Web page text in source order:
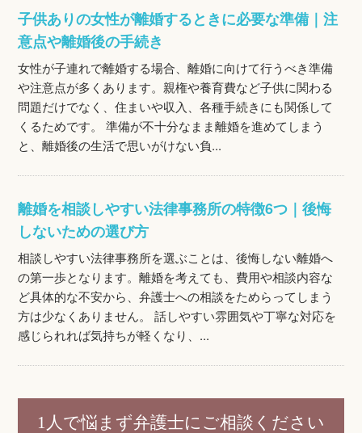
子供ありの女性が離婚するときに必要な準備｜注
意点や離婚後の手続き
女性が子連れで離婚する場合、離婚に向けて行うべき準備
や注意点が多くあります。親権や養育費など子供に関わる
問題だけでなく、住まいや収入、各種手続きにも関係して
くるためです。 準備が不十分なまま離婚を進めてしまう
と、離婚後の生活で思いがけない負...
離婚を相談しやすい法律事務所の特徴6つ｜後悔
しないための選び方
相談しやすい法律事務所を選ぶことは、後悔しない離婚へ
の第一歩となります。離婚を考えても、費用や相談内容な
ど具体的な不安から、弁護士への相談をためらってしまう
方は少なくありません。 話しやすい雰囲気や丁寧な対応を
感じられれば気持ちが軽くなり、...
1人で悩まず弁護士にご相談ください